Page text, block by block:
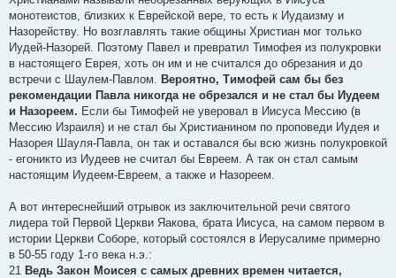
монотеистов, близких к Еврейской вере, то есть к Иудаизму и
Назорейству. Но возглавлять такие общины Христиан мог только
Иудей-Назорей. Поэтому Павел и превратил Тимофея из полукровки
в настоящего Еврея, хоть он им и не считался до обрезания и до
встречи с Шаулем-Павлом. Вероятно, Тимофей сам бы без
рекомендации Павла никогда не обрезался и не стал бы Иудеем
и Назореем. Если бы Тимофей не уверовал в Иисуса Мессию (в
Мессию Израиля) и не стал бы Христианином по проповеди Иудея и
Назорея Шауля-Павла, он так и оставался бы всю жизнь полукровкой
- егоникто из Иудеев не считал бы Евреем. А так он стал самым
настоящим Иудеем-Евреем, а также и Назореем.
А вот интереснейший отрывок из заключительной речи святого
лидера той Первой Церкви Яакова, брата Иисуса, на самом первом в
истории Церкви Соборе, который состоялся в Иерусалиме примерно
в 50-55 году 1-го века н.э.:
21 Ведь Закон Моисея с самых древних времен читается,